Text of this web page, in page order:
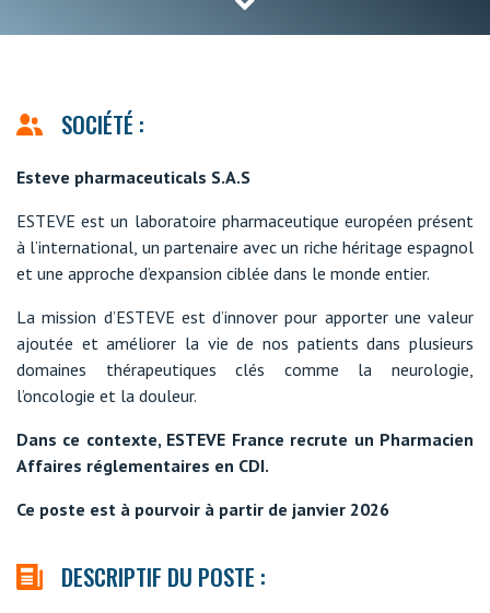
SOCIÉTÉ :
Esteve pharmaceuticals S.A.S
ESTEVE est un laboratoire pharmaceutique européen présent
à l’international, un partenaire avec un riche héritage espagnol
et une approche d’expansion ciblée dans le monde entier.
La mission d’ESTEVE est d’innover pour apporter une valeur
ajoutée et améliorer la vie de nos patients dans plusieurs
domaines thérapeutiques clés comme la neurologie,
l’oncologie et la douleur.
Dans ce contexte, ESTEVE France recrute un Pharmacien
Affaires réglementaires en CDI.
Ce poste est à pourvoir à partir de janvier 2026
DESCRIPTIF DU POSTE :